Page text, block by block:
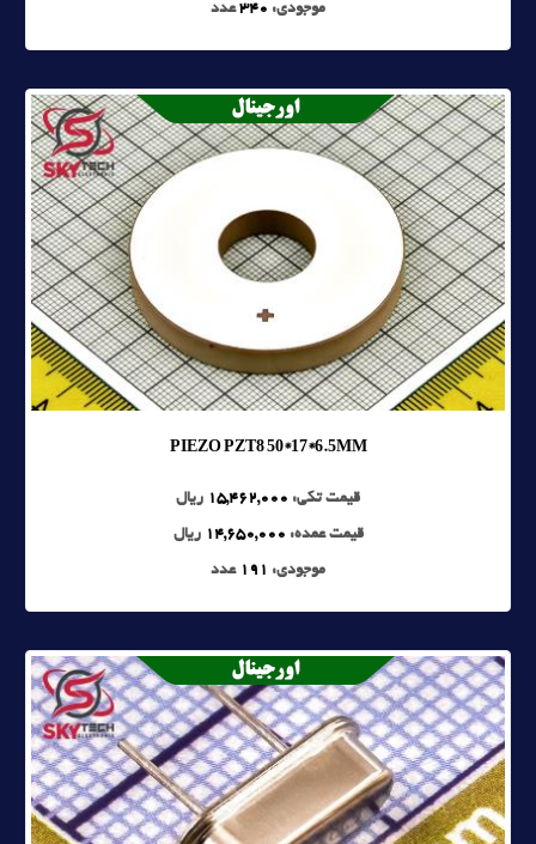
موجودی: 340عدد
PIEZO PZT8 50*17*6.5MM
قیمت تکی: 15,462,000 ریال
قیمت عمده: 14,650,000 ریال
موجودی: 191 عدد